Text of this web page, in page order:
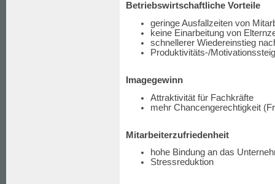
Betriebswirtschaftliche Vorteile
geringe Ausfallzeiten von
keine Einarbeitung von
schnellerer Wiedereinstieg
Produktivitäts-/
Imagegewinn
Attraktivität für Fachkräfte
mehr Chancengerechtigkeit
Mitarbeiterzufriedenheit
hohe Bindung an das
Stressreduktion